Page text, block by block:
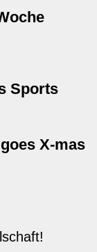
Sports
X-mas